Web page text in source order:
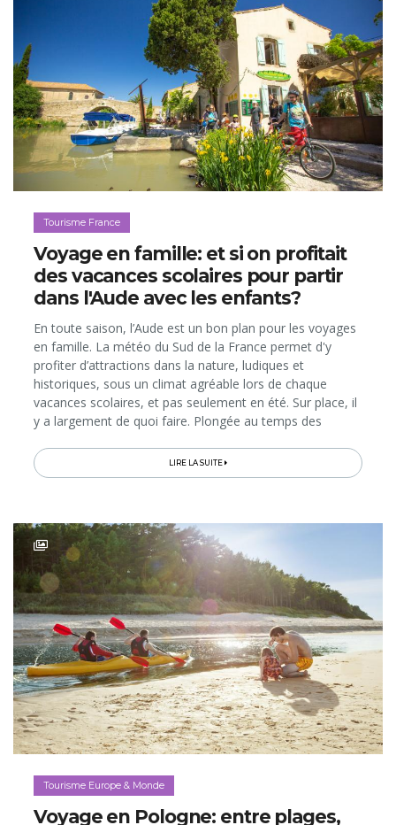
Tourisme France
Voyage en famille: et si on profitait
des vacances scolaires pour partir
dans l'Aude avec les enfants?
En toute saison, l’Aude est un bon plan pour les voyages
en famille. La météo du Sud de la France permet d'y
profiter d’attractions dans la nature, ludiques et
historiques, sous un climat agréable lors de chaque
vacances scolaires, et pas seulement en été. Sur place, il
y a largement de quoi faire. Plongée au temps des
kayak sur les lagunes...
LIRE LA SUITE
Tourisme Europe & Monde
Voyage en Pologne: entre plages,